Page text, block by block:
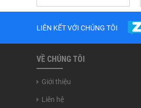
LIÊN KẾT VỚI CHÚNG TÔI
VỀ CHÚNG TÔI
Giới thiệu
Liên hệ